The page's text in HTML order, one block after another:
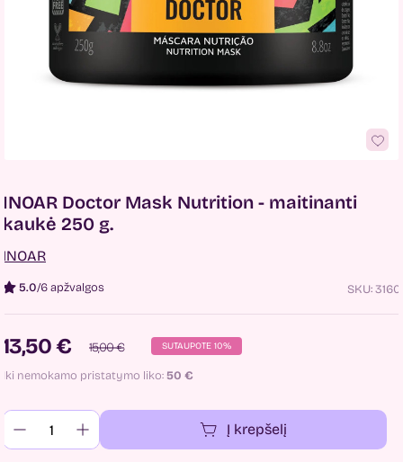
INOAR Doctor Mask Nutrition - maitinanti
kaukė 250 g.
INOAR
5.0/6 apžvalgos SKU:3160
13,50 € 15,00 € SUTAUPOTE 10%
Iki nemokamo pristatymo liko:50 €
Į krepšelį